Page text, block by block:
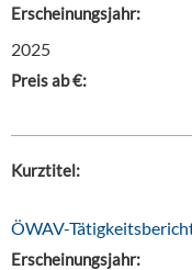
Erscheinungsjahr:
2025
Preis ab €:
Kurztitel:
ÖWAV-
Erscheinungsjahr: